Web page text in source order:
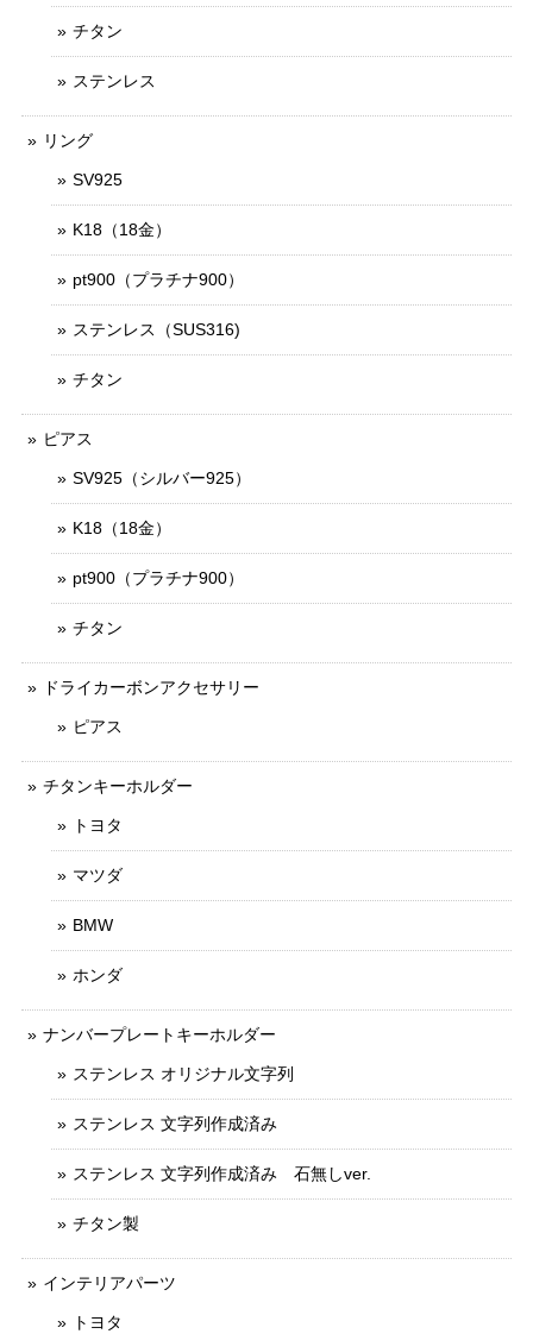
チタン
ステンレス
リング
SV925
K18（18金）
pt900（プラチナ900）
ステンレス（SUS316)
チタン
ピアス
SV925（シルバー925）
K18（18金）
pt900（プラチナ900）
チタン
ドライカーボンアクセサリー
ピアス
チタンキーホルダー
トヨタ
マツダ
BMW
ホンダ
ナンバープレートキーホルダー
ステンレス オリジナル文字列
ステンレス 文字列作成済み
ステンレス 文字列作成済み 石無しver.
チタン製
インテリアパーツ
トヨタ